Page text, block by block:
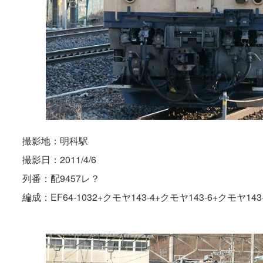
撮影地：明科駅
撮影日：2011/4/6
列番：配9457レ？
編成：EF64-1032+クモヤ143-4+クモヤ143-6+クモヤ